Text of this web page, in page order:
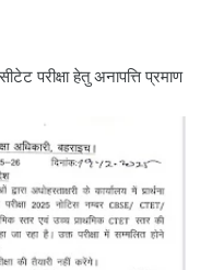
परीक्षा हेतु अनापत्ति प्रमाण